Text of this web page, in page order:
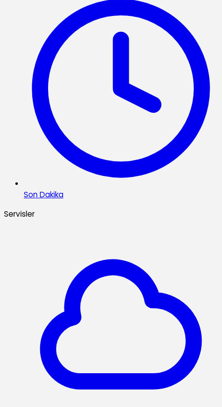
Son Dakika
Servisler